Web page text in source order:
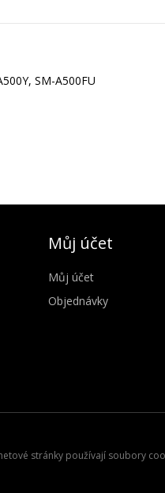
SM-A500FU
Můj účet
Můj účet
Objednávky
stránky používají soubory